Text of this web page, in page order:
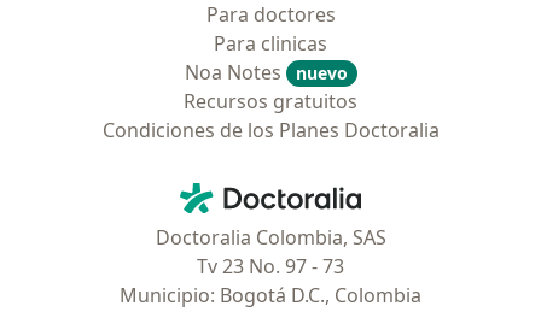
Para doctores
Para clinicas
Noa Notes
nuevo
Recursos gratuitos
Condiciones de los Planes Doctoralia
Doctoralia - Página de inicio
Doctoralia Colombia, SAS
Tv 23 No. 97 - 73
Municipio: Bogotá D.C., Colombia